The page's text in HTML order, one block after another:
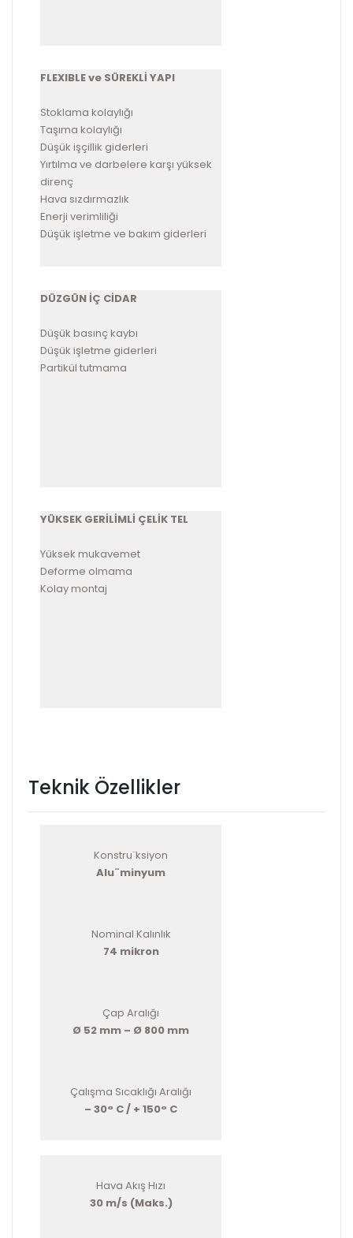
FLEXIBLE ve SÜREKLİ YAPI
Stoklama kolaylığı
Taşıma kolaylığı
Düşük işçillik giderleri
Yırtılma ve darbelere karşı yüksek
direnç
Hava sızdırmazlık
Enerji verimliliği
Düşük işletme ve bakım giderleri
DÜZGÜN İÇ CİDAR
Düşük basınç kaybı
Düşük işletme giderleri
Partikül tutmama
YÜKSEK GERİLİMLİ ÇELİK TEL
Yüksek mukavemet
Deforme olmama
Kolay montaj
Teknik Özellikler
Konstru¨ksiyon
Alu¨minyum
Nominal Kalınlık
74 mikron
Çap Aralığı
Ø 52 mm – Ø 800 mm
Çalışma Sıcaklığı Aralığı
– 30° C / + 150° C
Hava Akış Hızı
30 m/s (Maks.)